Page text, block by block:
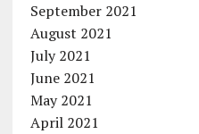
September 2021
August 2021
July 2021
June 2021
May 2021
April 2021